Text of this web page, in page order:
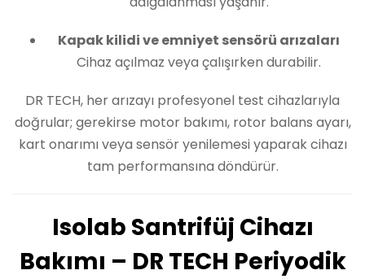
Kapak kilidi ve emniyet sensörü arızaları
Cihaz açılmaz veya çalışırken durabilir.
DR TECH, her arızayı profesyonel test cihazlarıyla
doğrular; gerekirse motor bakımı, rotor balans ayarı,
kart onarımı veya sensör yenilemesi yaparak cihazı
tam performansına döndürür.
Isolab Santrifüj Cihazı
Bakımı – DR TECH Periyodik